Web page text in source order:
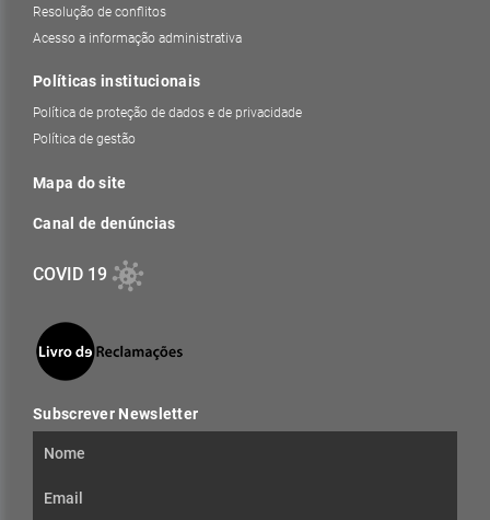
Resolução de conflitos
Acesso a informação administrativa
Políticas institucionais
Política de proteção de dados e de privacidade
Política de gestão
Mapa do site
Canal de denúncias
COVID 19
Subscrever Newsletter